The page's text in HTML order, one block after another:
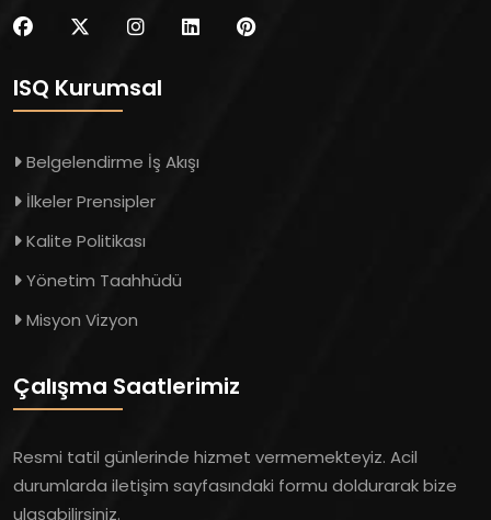
ISQ Kurumsal
Belgelendirme İş Akışı
İlkeler Prensipler
Kalite Politikası
Yönetim Taahhüdü
Misyon Vizyon
Çalışma Saatlerimiz
Resmi tatil günlerinde hizmet vermemekteyiz. Acil
durumlarda iletişim sayfasındaki formu doldurarak bize
ulaşabilirsiniz.